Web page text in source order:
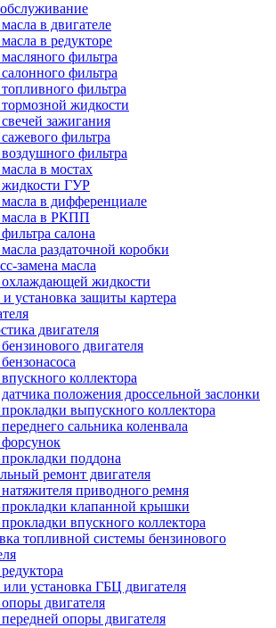
в двигателе
в редукторе
фильтра
фильтра
фильтра
жидкости
зажигания
фильтра
фильтра
в мостах
жидкости ГУР
в дифференциале
масла в РКПП
салона
раздаточной коробки
замена масла
охлаждающей жидкости
установка защиты картера
двигателя
двигателя
коллектора
положения дроссельной заслонки
выпускного коллектора
сальника коленвала
поддона
ремонт двигателя
приводного ремня
прокладки клапанной крышки
впускного коллектора
топливной системы бензинового
установка ГБЦ двигателя
двигателя
опоры двигателя